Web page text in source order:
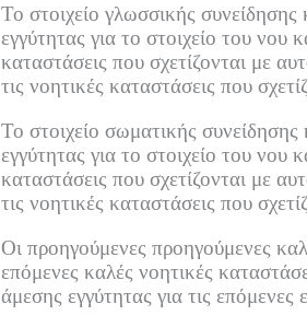
Το στοιχείο γλωσσικής
εγγύτητας για το στοιχείο του νου
καταστάσεις που σχετίζονται με
τις νοητικές καταστάσεις που
Το στοιχείο σωματικής
εγγύτητας για το στοιχείο του νου
καταστάσεις που σχετίζονται με
τις νοητικές καταστάσεις που
Οι προηγούμενες προηγούμενες
επόμενες καλές νοητικές
άμεσης εγγύτητας για τις